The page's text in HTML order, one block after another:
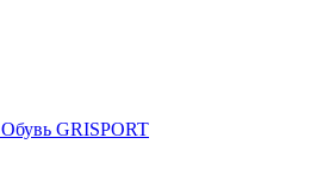
Обувь GRISPORT